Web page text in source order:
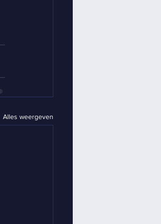
Alles weergeven